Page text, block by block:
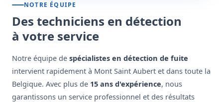
NOTRE ÉQUIPE
Des techniciens en détection
à votre service
Notre équipe de spécialistes en détection de fuite
intervient rapidement à Mont Saint Aubert et dans toute la
Belgique. Avec plus de 15 ans d'expérience, nous
garantissons un service professionnel et des résultats